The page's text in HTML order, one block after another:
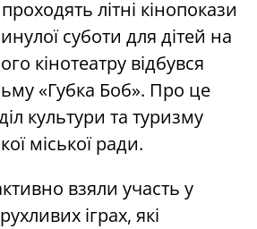
літні кінопокази
суботи для дітей на
кінотеатру відбувся
«Губка Боб». Про це
культури та туризму
міської ради.
взяли участь у
іграх, які